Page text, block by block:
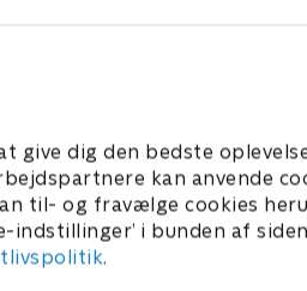
give dig den bedste
kan anvende
til- og fravælge cookies
i bunden af
.
23.